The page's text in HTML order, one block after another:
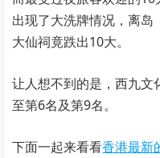
出现了大洗牌情况，离
大仙祠竟跌出10大。
让人想不到的是，西九文
至第6名及第9名。
下面一起来看看香港最新